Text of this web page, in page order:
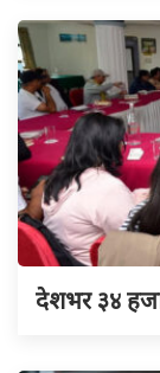
देशभर ३४